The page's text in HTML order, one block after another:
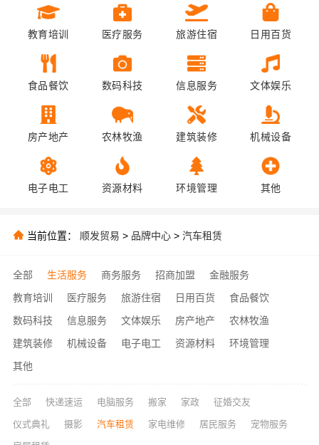
教育培训 医疗服务 旅游住宿 日用百货
食品餐饮 数码科技 信息服务 文体娱乐
房产地产 农林牧渔 建筑装修 机械设备
电子电工 资源材料 环境管理 其他
当前位置： 顺发贸易 > 品牌中心 > 汽车租赁
全部 生活服务 商务服务 招商加盟
金融服务
教育培训
医疗服务 旅游住宿 日用百货
食品餐饮
数码科技
信息服务 文体娱乐 房产地产
农林牧渔
建筑装修
机械设备 电子电工 资源材料
环境管理
其他
全部 快递速运 电脑服务 搬家 家政 征婚交友
仪式典礼 摄影 汽车租赁 家电维修 居民服务 宠物服务